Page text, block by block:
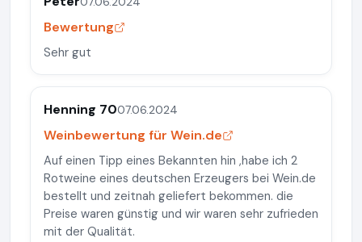
Bewertung
Sehr gut
Henning 7007.06.2024
Weinbewertung für Wein.de
Auf einen Tipp eines Bekannten hin ,habe ich 2
Rotweine eines deutschen Erzeugers bei Wein.de
bestellt und zeitnah geliefert bekommen. die
Preise waren günstig und wir waren sehr zufrieden
mit der Qualität.